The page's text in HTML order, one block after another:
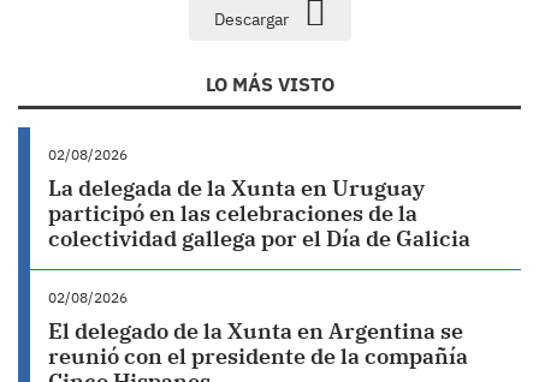
Descargar
LO MÁS VISTO
02/08/2026
La delegada de la Xunta en Uruguay
participó en las celebraciones de la
colectividad gallega por el Día de Galicia
02/08/2026
El delegado de la Xunta en Argentina se
reunió con el presidente de la compañía